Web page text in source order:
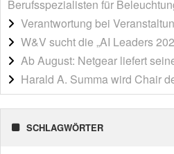
Berufsspezialisten für
Verantwortung bei
W&V sucht die „AI Leaders
Ab August: Netgear liefert
Harald A. Summa wird Chair
SCHLAGWÖRTER